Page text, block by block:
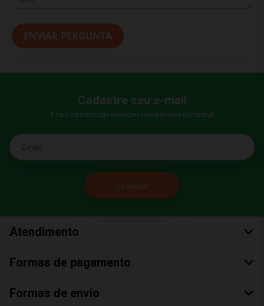
ENVIAR PERGUNTA
Cadastre seu e-mail
E fique por dentro das promoções e novidades da Bumerang!
E-mail
Atendimento
Formas de pagamento
Formas de envio